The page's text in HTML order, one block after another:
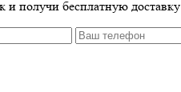
получи бесплатную доставку